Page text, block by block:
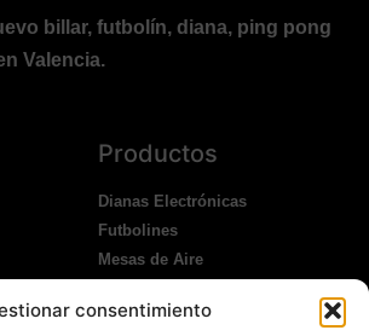
consentimiento
billar, futbolín, diana, ping pong
Valencia.
Productos
Dianas Electrónicas
Futbolines
Mesas de Aire
Ping Pong Exterior